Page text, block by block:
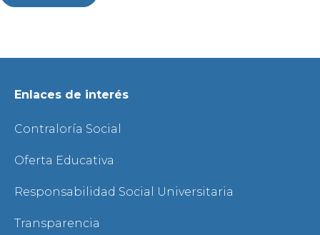
Enlaces de interés
Contraloría Social
Oferta Educativa
Responsabilidad Social Universitaria
Transparencia